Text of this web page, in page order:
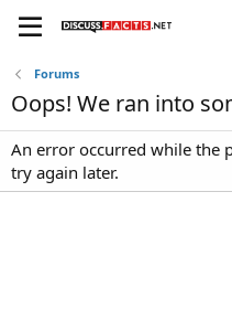
Forums
Oops! We ran into
An error occurred while the
try again later.